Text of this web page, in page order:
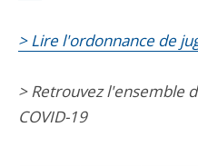
> Lire l'ordonnance de
> Retrouvez l'ensemble
COVID-19